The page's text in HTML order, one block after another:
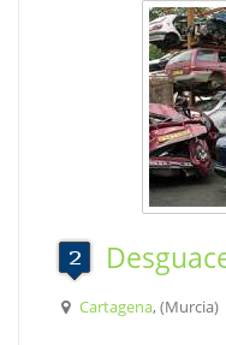
Cartagena, (Murcia)